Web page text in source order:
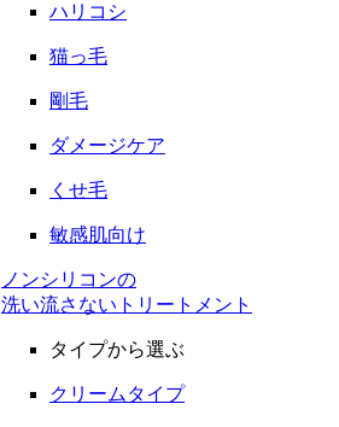
ハリコシ
猫っ毛
剛毛
ダメージケア
くせ毛
敏感肌向け
ノンシリコンの
洗い流さないトリートメント
タイプから選ぶ
クリームタイプ